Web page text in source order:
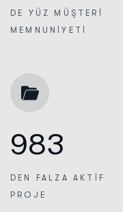
DE YÜZ MÜŞTERI
MEMNUNIYETI
983
DEN FALZA AKTIF
PROJE